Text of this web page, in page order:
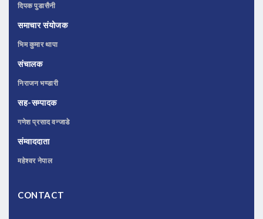
दिपक पुडासैनी
समाचार संयोजक
भिम कुमार थापा
संचालक
निराजन भण्डारी
सह-सम्पादक
गणेश प्रसाद वन्जाडे
संम्वाददाता
महेश्वर नेपाल
CONTACT